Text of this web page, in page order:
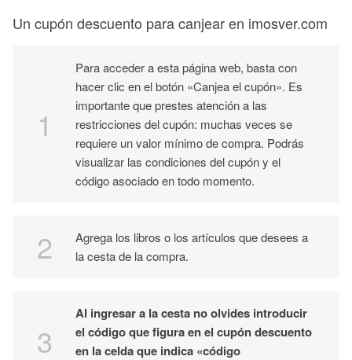
Un cupón descuento para canjear en imosver.com
Para acceder a esta página web, basta con
hacer clic en el botón «Canjea el cupón». Es
importante que prestes atención a las
restricciones del cupón: muchas veces se
requiere un valor mínimo de compra. Podrás
visualizar las condiciones del cupón y el
código asociado en todo momento.
Agrega los libros o los artículos que desees a
la cesta de la compra.
Al ingresar a la cesta no olvides introducir
el código que figura en el cupón descuento
en la celda que indica «código